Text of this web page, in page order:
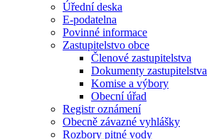
Úřední deska
E-podatelna
Povinné informace
Zastupitelstvo obce
Členové zastupitelstva
Dokumenty zastupitelstva
Komise a výbory
Obecní úřad
Registr oznámení
Obecně závazné vyhlášky
Rozbory pitné vody